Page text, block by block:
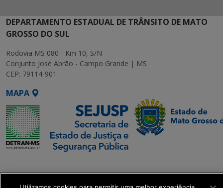
DEPARTAMENTO ESTADUAL DE TRÂNSITO DE MATO
GROSSO DO SUL
Rodovia MS 080 - Km 10, S/N
Conjunto José Abrão - Campo Grande | MS
CEP: 79114-901
MAPA
Executiva de